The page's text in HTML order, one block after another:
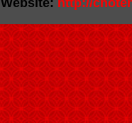
Website: http://